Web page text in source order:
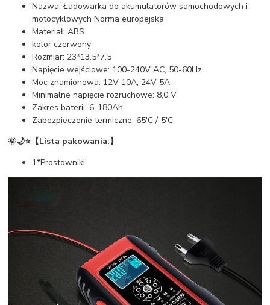
Nazwa: Ładowarka do akumulatorów samochodowych i
motocyklowych Norma europejska
Materiał: ABS
kolor czerwony
Rozmiar: 23*13.5*7.5
Napięcie wejściowe: 100-240V AC, 50-60Hz
Moc znamionowa: 12V 10A, 24V 5A
Minimalne napięcie rozruchowe: 8,0 V
Zakres baterii: 6-180Ah
Zabezpieczenie termiczne: 65'C /-5'C
🌞🌙⭐【Lista pakowania:】
1*Prostowniki